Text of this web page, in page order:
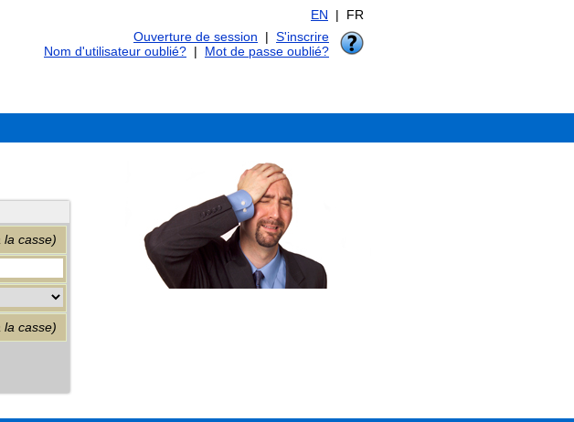
EN | FR
Ouverture de session | S'inscrire
Nom d'utilisateur oublié? | Mot de passe oublié?
la casse)
la casse)